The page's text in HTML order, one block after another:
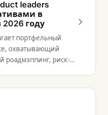
leaders
в
году
портфельный
охватывающий
роадмэппинг, риск-